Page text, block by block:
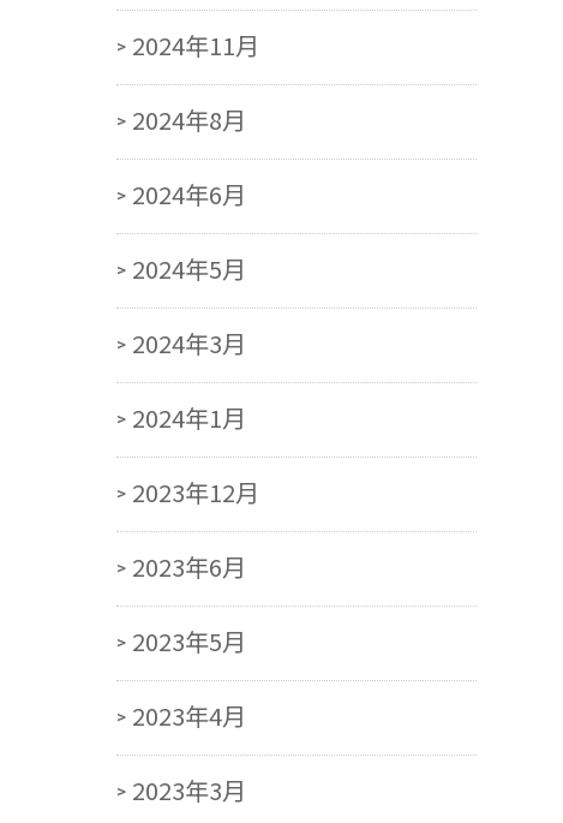
2024年11月
2024年8月
2024年6月
2024年5月
2024年3月
2024年1月
2023年12月
2023年6月
2023年5月
2023年4月
2023年3月